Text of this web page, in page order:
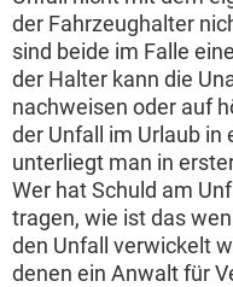
der Fahrzeughalter
sind beide im Falle
der Halter kann die
nachweisen oder auf
der Unfall im Urlaub in
unterliegt man in
Wer hat Schuld am
tragen, wie ist das
den Unfall verwickelt
denen ein Anwalt für